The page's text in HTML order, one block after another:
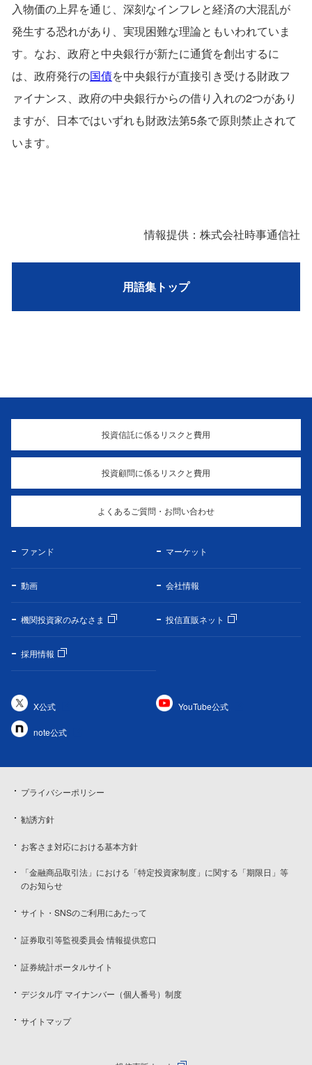
入物価の上昇を通じ、深刻なインフレと経済の大混乱が
発生する恐れがあり、実現困難な理論ともいわれていま
す。なお、政府と中央銀行が新たに通貨を創出するに
は、政府発行の国債を中央銀行が直接引き受ける財政フ
ァイナンス、政府の中央銀行からの借り入れの2つがあり
ますが、日本ではいずれも財政法第5条で原則禁止されて
います。
情報提供：株式会社時事通信社
用語集トップ
投資信託に係るリスクと費用
投資顧問に係るリスクと費用
よくあるご質問・お問い合わせ
ファンド マーケット
動画 会社情報
機関投資家のみなさま 投信直販ネット
採用情報
X公式 YouTube公式
note公式
プライバシーポリシー
勧誘方針
お客さま対応における基本方針
「金融商品取引法」における「特定投資家制度」に関する「期限日」等
のお知らせ
サイト・SNSのご利用にあたって
証券取引等監視委員会 情報提供窓口
証券統計ポータルサイト
デジタル庁 マイナンバー（個人番号）制度
サイトマップ